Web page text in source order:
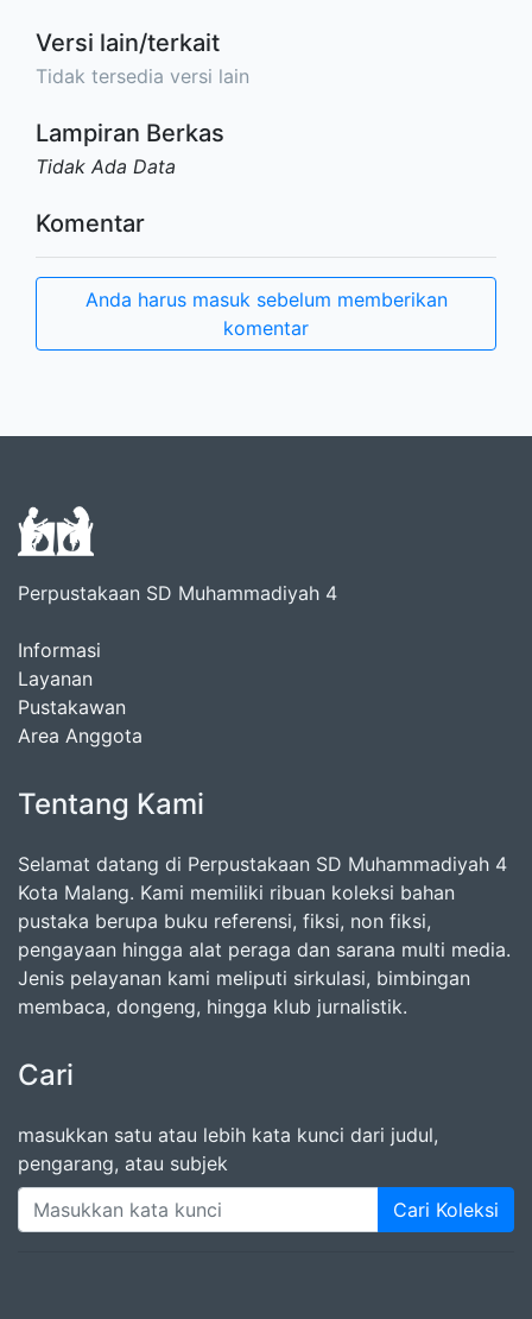
Versi lain/terkait
Tidak tersedia versi lain
Lampiran Berkas
Tidak Ada Data
Komentar
Anda harus masuk sebelum memberikan
komentar
Perpustakaan SD Muhammadiyah 4
Informasi
Layanan
Pustakawan
Area Anggota
Tentang Kami
Selamat datang di Perpustakaan SD Muhammadiyah 4
Kota Malang. Kami memiliki ribuan koleksi bahan
pustaka berupa buku referensi, fiksi, non fiksi,
pengayaan hingga alat peraga dan sarana multi media.
Jenis pelayanan kami meliputi sirkulasi, bimbingan
membaca, dongeng, hingga klub jurnalistik.
Cari
masukkan satu atau lebih kata kunci dari judul,
pengarang, atau subjek
Cari Koleksi